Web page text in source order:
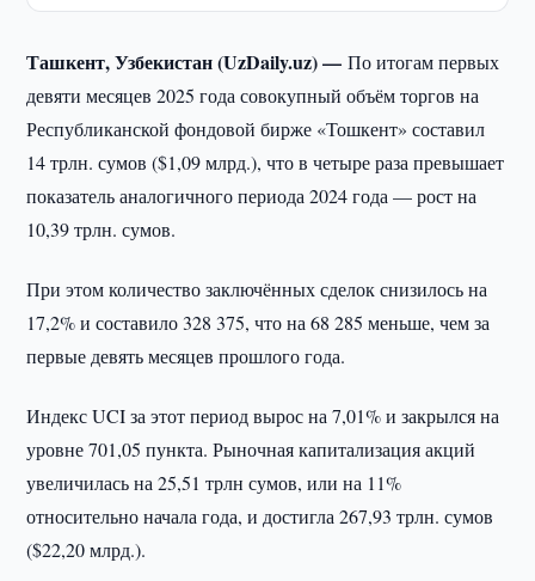
Ташкент, Узбекистан (UzDaily.uz) —По итогам первых
девяти месяцев 2025 года совокупный объём торгов на
Республиканской фондовой бирже «Тошкент» составил
14 трлн. сумов ($1,09 млрд.), что в четыре раза превышает
показатель аналогичного периода 2024 года — рост на
10,39 трлн. сумов.
При этом количество заключённых сделок снизилось на
17,2% и составило 328 375, что на 68 285 меньше, чем за
первые девять месяцев прошлого года.
Индекс UCI за этот период вырос на 7,01% и закрылся на
уровне 701,05 пункта. Рыночная капитализация акций
увеличилась на 25,51 трлн сумов, или на 11%
относительно начала года, и достигла 267,93 трлн. сумов
($22,20 млрд.).